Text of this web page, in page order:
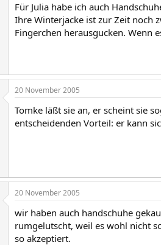
Für Julia habe ich auch
Ihre Winterjacke ist zur Zeit noch
Fingerchen herausgucken. Wenn
20 November 2005
Tomke läßt sie an, er scheint sie
entscheidenden Vorteil: er kann
20 November 2005
wir haben auch handschuhe
rumgelutscht, weil es wohl nicht
so akzeptiert.